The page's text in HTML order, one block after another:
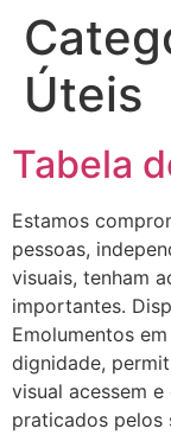
Úteis
Tabela
Estamos
pessoas,
visuais, tenham
importantes.
Emolumentos
dignidade,
visual acessem
praticados pelos